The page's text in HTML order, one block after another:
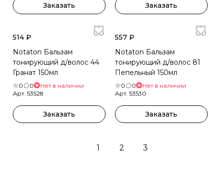
Заказать Заказать
514 ₽
Notaton Бальзам
тонирующий д/волос 44
Гранат 150мл
0 0
Нет в наличии
Арт. 53528
Заказать
557 ₽
Notaton Бальзам
тонирующий д/волос 81
Пепельный 150мл
0 0
Нет в наличии
Арт. 53530
Заказать
1 2 3